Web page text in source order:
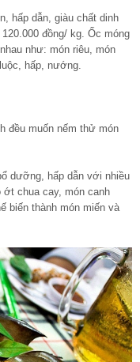
hấp dẫn, giàu chất dinh
đồng/ kg. Ốc móng
như: món riêu, món
hấp, nướng.
đều muốn nếm thử món
dưỡng, hấp dẫn với nhiều
ớt chua cay, món canh
biến thành món miến và